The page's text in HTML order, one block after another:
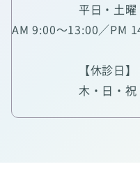
平日・土曜
AM 9:00～13:00／PM
【休診日】
木・日・祝